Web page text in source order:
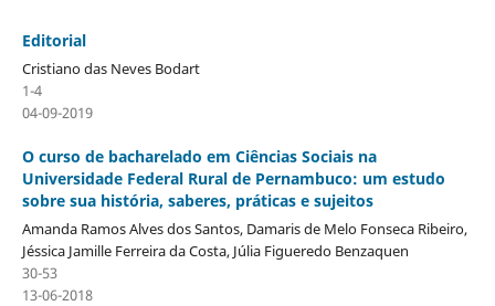
Editorial
Cristiano das Neves Bodart
1-4
04-09-2019
O curso de bacharelado em Ciências Sociais na
Universidade Federal Rural de Pernambuco: um estudo
sobre sua história, saberes, práticas e sujeitos
Amanda Ramos Alves dos Santos, Damaris de Melo Fonseca Ribeiro,
Jéssica Jamille Ferreira da Costa, Júlia Figueredo Benzaquen
30-53
13-06-2018